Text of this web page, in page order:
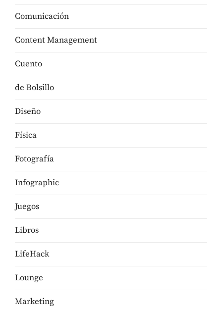
Comunicación
Content Management
Cuento
de Bolsillo
Diseño
Física
Fotografía
Infographic
Juegos
Libros
LifeHack
Lounge
Marketing